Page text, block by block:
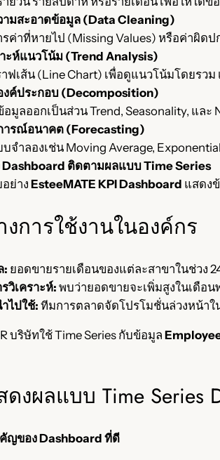
ามสะอาดข้อมูล (Data Cleaning)
ค่าที่หายไป (Missing Values) หรือค่าผิด
ะห์แนวโน้ม (Trend Analysis)
ฟเส้น (Line Chart) เพื่อดูแนวโน้มโดยรว
งค์ประกอบ (Decomposition)
มูลออกเป็นส่วน Trend, Seasonality, และ
ารณ์อนาคต (Forecasting)
จำลองเช่น Moving Average,
Dashboard ติดตามผลแบบ Time Series
ย่าง EsteeMATE KPI Dashboard แสดง
งการใช้งานในองค์กร
: ยอดขายรายเดือนของแต่ละสาขาในช่วง
วิเคราะห์: พบว่ายอดขายจะเพิ่มสูงในเดือ
ไปใช้: ทีมการตลาดจัดโปรโมชั่นล่วงหน้าใ
บริษัทใช้ Time Series กับข้อมูล
งผลแบบ Time Series
ญของ Dashboard ที่ดี